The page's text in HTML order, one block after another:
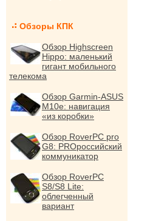
Обзоры КПК
Обзор Highscreen
Hippo: маленький
гигант мобильного
телекома
Обзор Garmin-ASUS
M10e: навигация
«из коробки»
Обзор RoverPC pro
G8: PROроссийский
коммуникатор
Обзор RoverPC
S8/S8 Lite:
облегченный
вариант